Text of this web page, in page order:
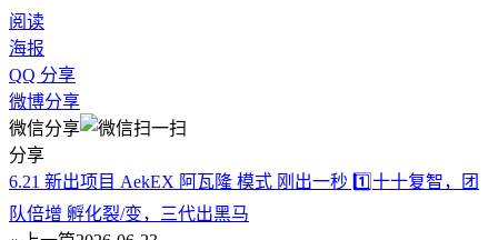
阅读
海报
QQ 分享
微博分享
微信分享
分享
6.21 新出项目 AekEX 阿瓦隆 模式 刚出一秒 1️⃣十十复智，团
队倍增 孵化裂/变，三代出黑马